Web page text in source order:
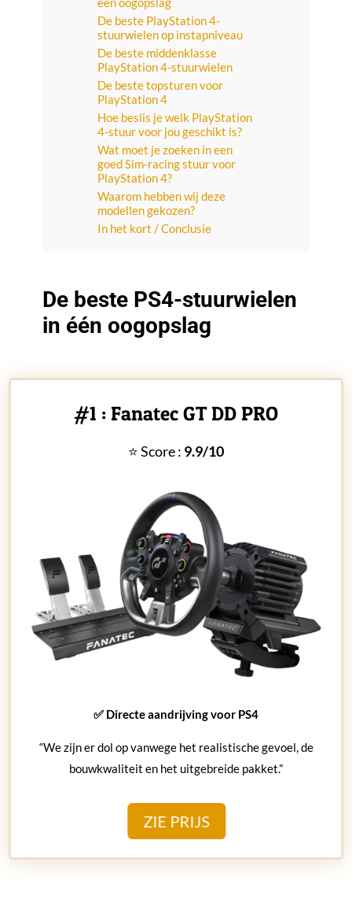
De beste PlayStation 4-
stuurwielen op instapniveau
De beste middenklasse
PlayStation 4-stuurwielen
De beste topsturen voor
PlayStation 4
Hoe beslis je welk PlayStation
4-stuur voor jou geschikt is?
Wat moet je zoeken in een
goed Sim-racing stuur voor
PlayStation 4?
Waarom hebben wij deze
modellen gekozen?
In het kort / Conclusie
De beste PS4-stuurwielen
in één oogopslag
#1 : Fanatec GT DD PRO
⭐ Score : 9.9/10
✅ Directe aandrijving voor PS4
“We zijn er dol op vanwege het realistische gevoel, de
bouwkwaliteit en het uitgebreide pakket.”
ZIE PRIJS